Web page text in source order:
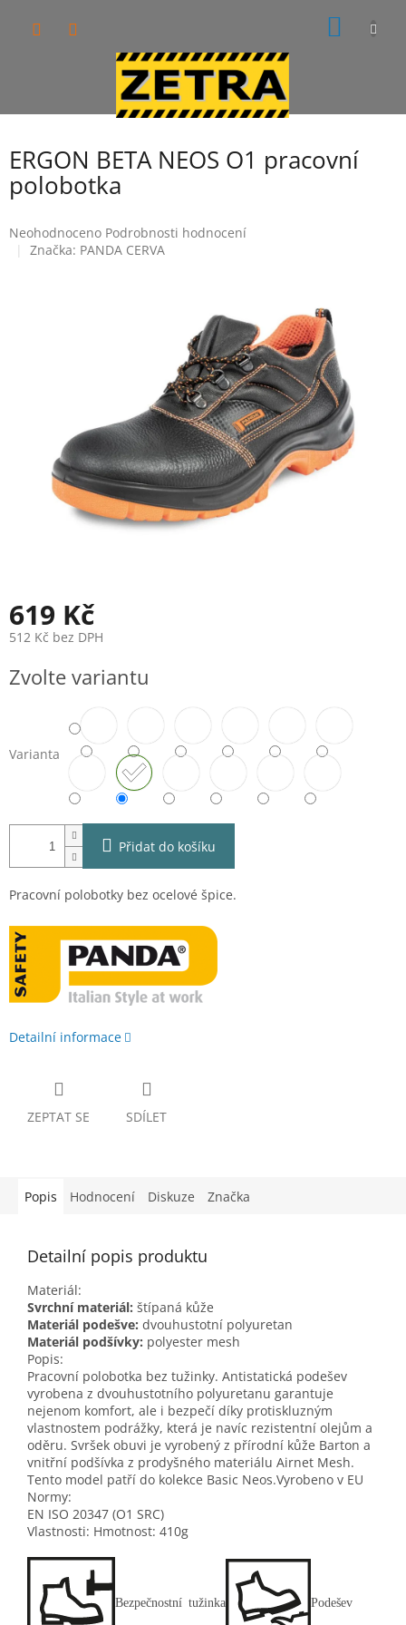
ERGON BETA NEOS O1 pracovní
polobotka
Průměrné
hodnocení
Neohodnoceno Podrobnosti hodnocení
Značka: PANDA CERVA
619 Kč
512 Kč bez DPH
cena:
Zvolte variantu
Varianta
Přidat do košíku
Pracovní polobotky bez ocelové špice.
Detailní informace
ZEPTAT SE SDÍLET
Popis Hodnocení Diskuze Značka
Detailní popis produktu
Materiál:
Svrchní materiál: štípaná kůže
Materiál podešve: dvouhustotní polyuretan
Materiál podšívky: polyester mesh
Popis:
Pracovní polobotka bez tužinky. Antistatická podešev
vyrobena z dvouhustotního polyuretanu garantuje
nejenom komfort, ale i bezpečí díky protiskluzným
vlastnostem podrážky, která je navíc rezistentní olejům a
oděru. Svršek obuvi je vyrobený z přírodní kůže Barton a
vnitřní podšívka z prodyšného materiálu Airnet Mesh.
Tento model patří do kolekce Basic Neos.Vyrobeno v EU
Normy:
EN ISO 20347 (O1 SRC)
Vlastnosti: Hmotnost: 410g
Bezpečnostní tužinka Podešev